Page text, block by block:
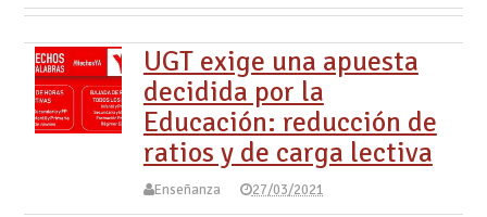
UGT exige una apuesta
decidida por la
Educación: reducción de
ratios y de carga lectiva
Enseñanza 27/03/2021